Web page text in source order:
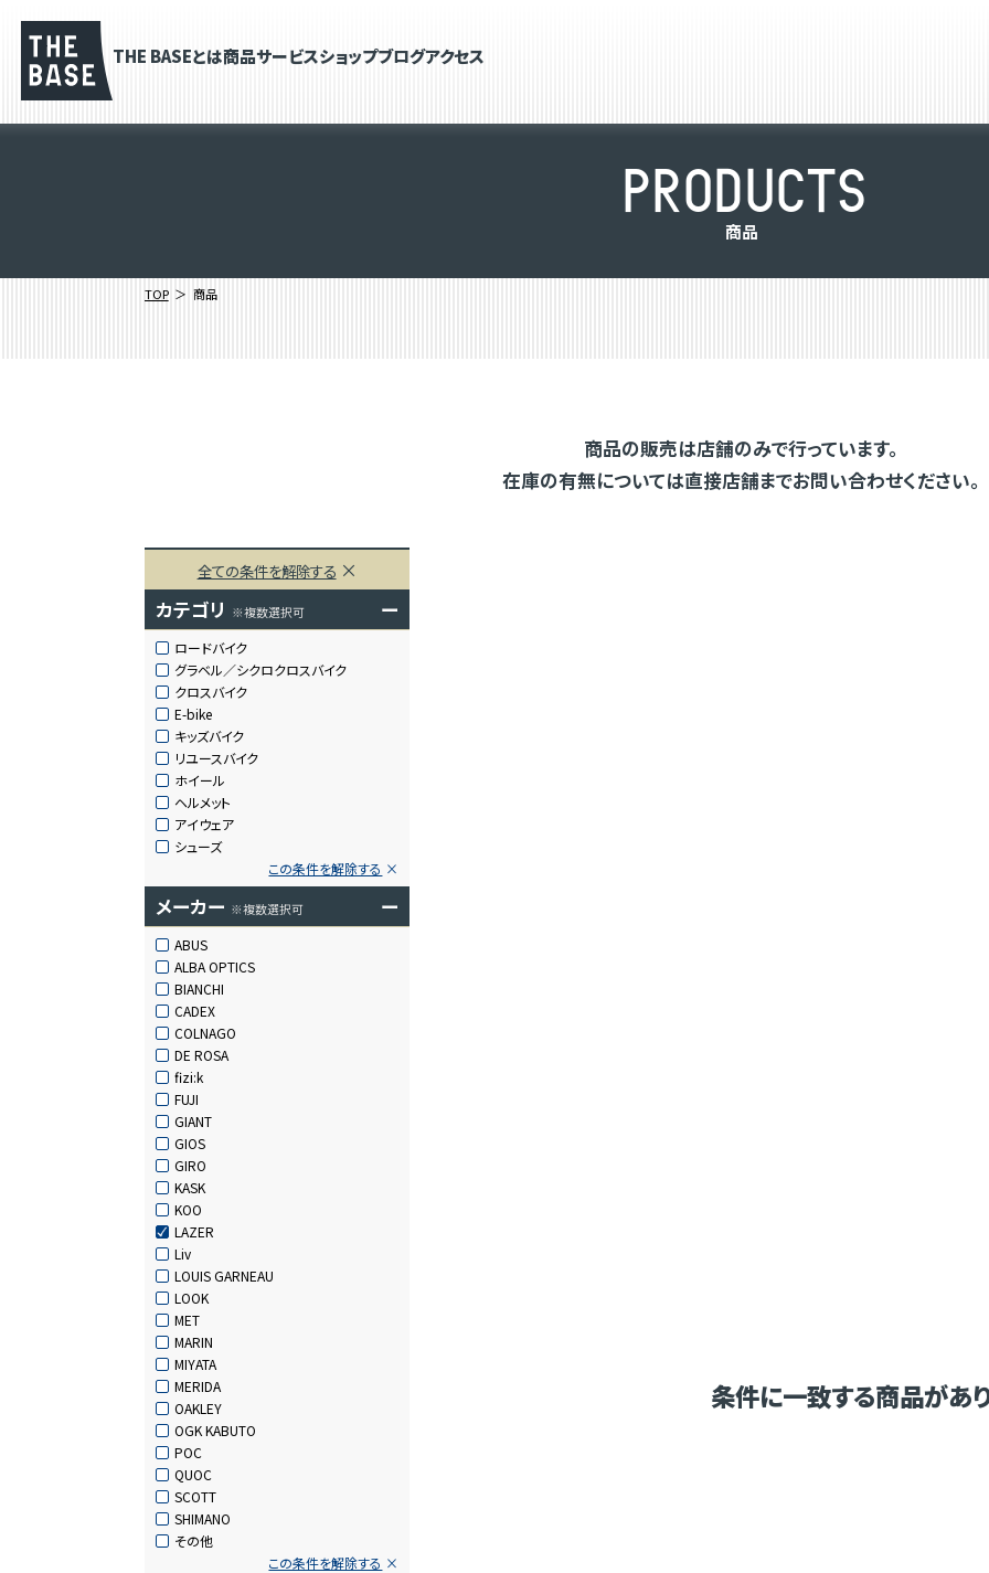
THE BASEとは商品サービスショップブログアクセス
PRODUCTS
商品
TOP 商品
商品の販売は店舗のみで行っています。
在庫の有無については直接店舗までお問い合わせください。
全ての条件を解除する
カテゴリ ※複数選択可 ー
ロードバイク
グラベル／シクロクロスバイク
クロスバイク
E-bike
キッズバイク
リユースバイク
ホイール
ヘルメット
アイウェア
シューズ
この条件を解除する
メーカー ※複数選択可 ー
ABUS
ALBA OPTICS
BIANCHI
CADEX
COLNAGO
DE ROSA
fizi:k
FUJI
GIANT
GIOS
GIRO
KASK
KOO
LAZER
Liv
LOUIS GARNEAU
LOOK
MET
MARIN
MIYATA
MERIDA
OAKLEY
OGK KABUTO
POC
QUOC
SCOTT
SHIMANO
その他
この条件を解除する
条件に一致する商品があ